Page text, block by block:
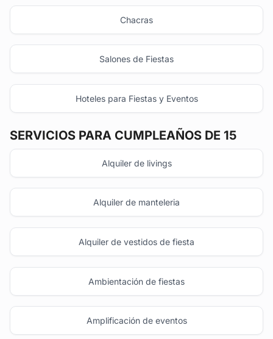
Chacras
Salones de Fiestas
Hoteles para Fiestas y Eventos
SERVICIOS PARA CUMPLEAÑOS DE 15
Alquiler de livings
Alquiler de manteleria
Alquiler de vestidos de fiesta
Ambientación de fiestas
Amplificación de eventos